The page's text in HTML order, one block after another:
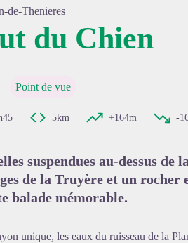
de-Thenieres
du Chien
Point de vue
5km +164m -
suspendues au-dessus de
de la Truyère et un rocher
balade mémorable.
unique, les eaux du ruisseau de la